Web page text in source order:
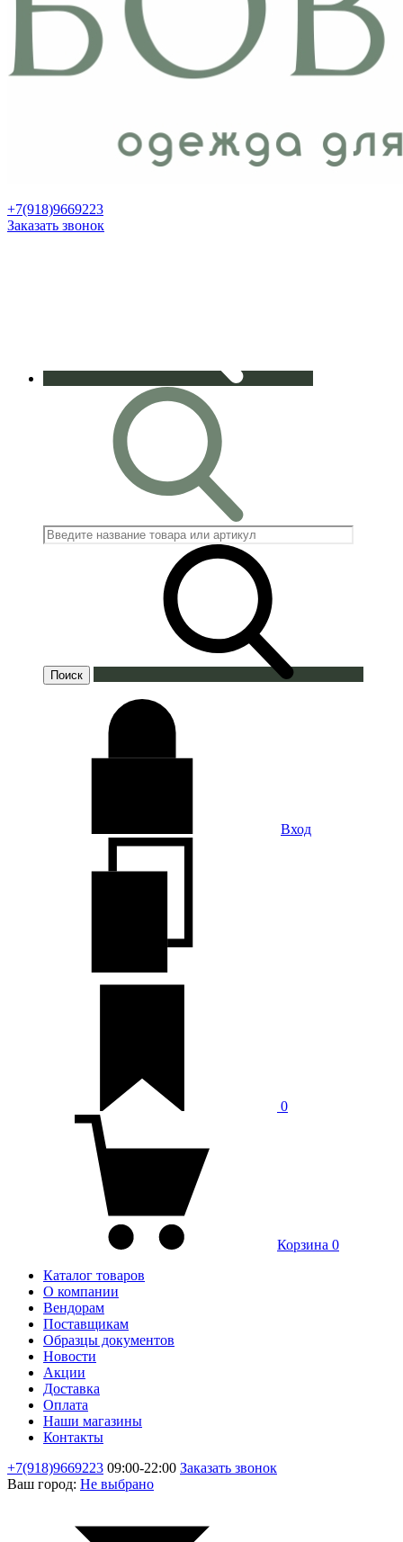
+7(918)9669223
Заказать звонок
Вход
0
Корзина 0
Каталог товаров
О компании
Вендорам
Поставщикам
Образцы документов
Новости
Акции
Доставка
Оплата
Наши магазины
Контакты
+7(918)9669223 09:00-22:00 Заказать звонок
Ваш город: Не выбрано